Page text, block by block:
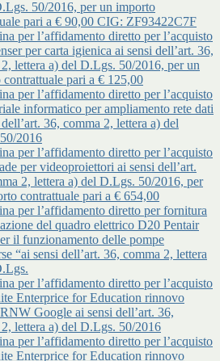
50/2016, per un importo
pari a € 90,00 CIG: ZF93422C7F
per l’affidamento diretto per l’acquisto
per carta igienica ai sensi dell’art. 36,
lettera a) del D.Lgs. 50/2016, per un
pari a € 125,00
per l’affidamento diretto per l’acquisto
informatico per ampliamento rete dati
36, comma 2, lettera a) del
2016
per l’affidamento diretto per l’acquisto
per videoproiettori ai sensi dell’art.
2, lettera a) del D.Lgs. 50/2016, per
contrattuale pari a € 654,00
per l’affidamento diretto per fornitura
del quadro elettrico D20 Pentair
il funzionamento delle pompe
“ai sensi dell’art. 36, comma 2, lettera
per l’affidamento diretto per l’acquisto
Enterprice for Education rinnovo
Google ai sensi dell’art. 36,
lettera a) del D.Lgs. 50/2016
per l’affidamento diretto per l’acquisto
Enterprice for Education rinnovo